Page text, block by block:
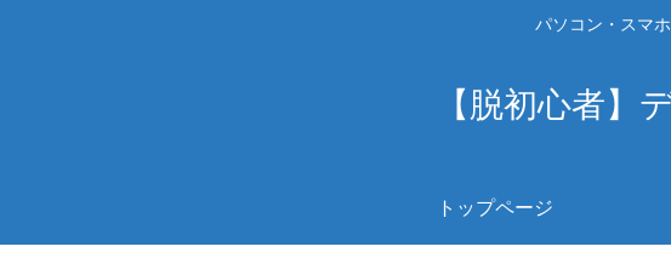
パソコン・スマ
【脱初心者】
トップページ